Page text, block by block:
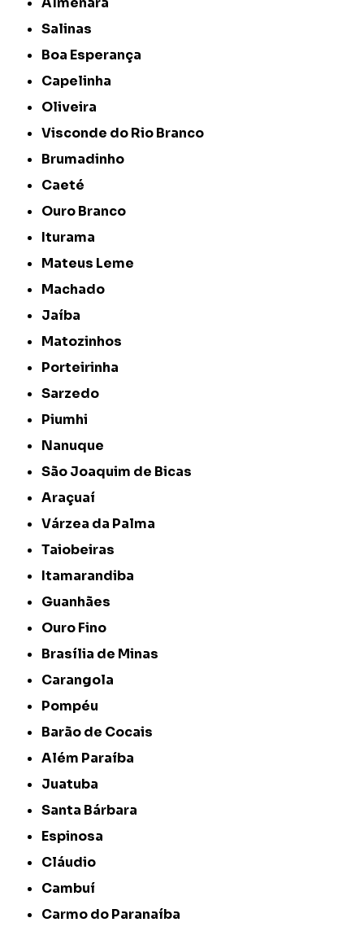
Salinas
Boa Esperança
Capelinha
Oliveira
Visconde do Rio Branco
Brumadinho
Caeté
Ouro Branco
Iturama
Mateus Leme
Machado
Jaíba
Matozinhos
Porteirinha
Sarzedo
Piumhi
Nanuque
São Joaquim de Bicas
Araçuaí
Várzea da Palma
Taiobeiras
Itamarandiba
Guanhães
Ouro Fino
Brasília de Minas
Carangola
Pompéu
Barão de Cocais
Além Paraíba
Juatuba
Santa Bárbara
Espinosa
Cláudio
Cambuí
Carmo do Paranaíba